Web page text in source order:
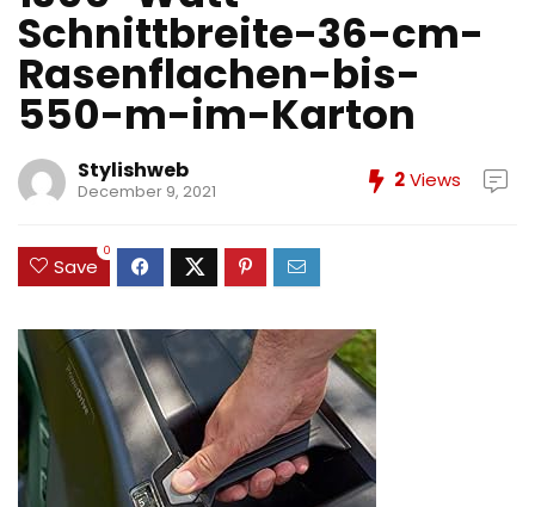
Schnittbreite-36-cm-
Rasenflachen-bis-
550-m-im-Karton
Stylishweb
December 9, 2021 2Views
Save
0